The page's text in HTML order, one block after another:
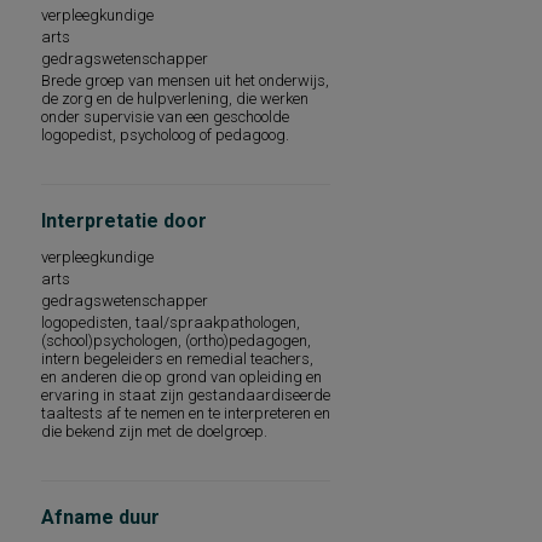
taalontwikkeling
intelligentie
algemene mentale en motorische
ontwikkeling
angst
arbeidstevredenheid
attitudes betreffende de opvoeding
tekstniveau
taalvaardigheid
beroepsinteresse binnen het lbo/ibo
carrièrewaarden: factoren van werk die
een persoon motiveren
chronisch pijngedrag
cognitieve functies
cognitieve ontwikkeling, schoolvorderingen,
leervoorwaarden
cognitieve vaardigheden
dementiesyndroom
verpleegkundige
arts
gedragswetenschapper
Brede groep van mensen uit het onderwijs,
de zorg en de hulpverlening, die werken
onder supervisie van een geschoolde
logopedist, psycholoog of pedagoog.
Interpretatie door
verpleegkundige
arts
gedragswetenschapper
logopedisten, taal/spraakpathologen,
(school)psychologen, (ortho)pedagogen,
intern begeleiders en remedial teachers,
en anderen die op grond van opleiding en
ervaring in staat zijn gestandaardiseerde
taaltests af te nemen en te interpreteren en
die bekend zijn met de doelgroep.
Afname duur